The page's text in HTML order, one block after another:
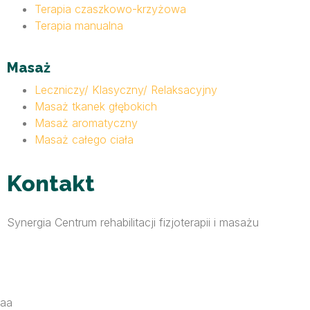
Terapia czaszkowo-krzyżowa
Terapia manualna
Masaż
Leczniczy/ Klasyczny/ Relaksacyjny
Masaż tkanek głębokich
Masaż aromatyczny
Masaż całego ciała
Kontakt
Synergia Centrum rehabilitacji fizjoterapii i masażu
aa